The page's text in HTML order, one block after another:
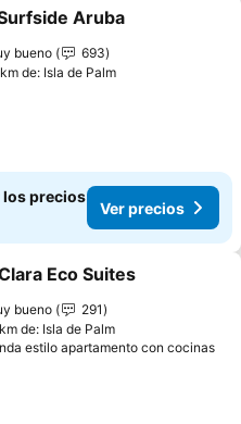
a favoritos
Aruba
bueno
693
de: Isla de Palm
los precios
Ver precios
a favoritos
Eco Suites
bueno
291
de: Isla de Palm
estilo apartamento con cocinas